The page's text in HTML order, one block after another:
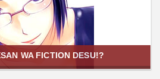
WA FICTION DESU!?